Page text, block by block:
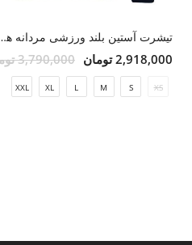
تیشرت آستین بلند
2,918,000 تومان 3,790,000 تومان
XS
S
M
L
XL
XXL